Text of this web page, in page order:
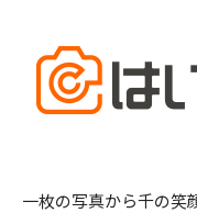
一枚の写真から千の笑